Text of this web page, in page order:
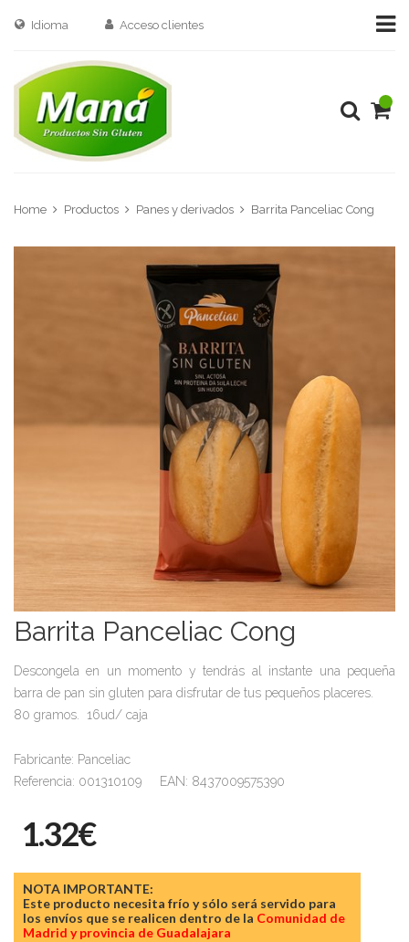
Idioma Acceso clientes
Home Productos Panes y derivados Barrita Panceliac Cong
Barrita Panceliac Cong
Descongela en un momento y tendrás al instante una pequeña
barra de pan sin gluten para disfrutar de tus pequeños placeres.
80 gramos. 16ud/ caja
Fabricante: Panceliac
Referencia: 001310109 EAN: 8437009575390
1.32€
NOTA IMPORTANTE:
Este producto necesita frío y sólo será servido para
los envíos que se realicen dentro de la Comunidad de
Madrid y provincia de Guadalajara